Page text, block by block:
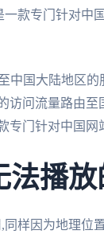
款专门针对中
中国大陆地区的
访问流量路由至
专门针对中国
法播
样因为地理位